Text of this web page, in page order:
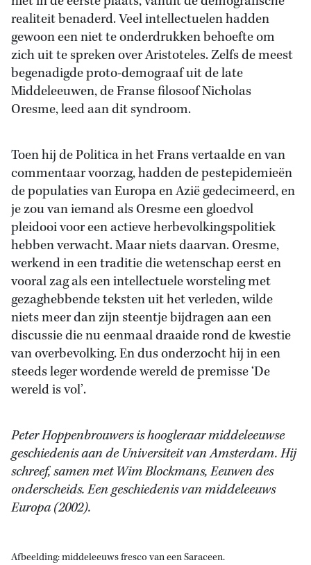
realiteit benaderd. Veel intellectuelen hadden
gewoon een niet te onderdrukken behoefte om
zich uit te spreken over Aristoteles. Zelfs de meest
begenadigde proto-demograaf uit de late
Middeleeuwen, de Franse filosoof Nicholas
Oresme, leed aan dit syndroom.
Toen hij de Politica in het Frans vertaalde en van
commentaar voorzag, hadden de pestepidemieën
de populaties van Europa en Azië gedecimeerd, en
je zou van iemand als Oresme een gloedvol
pleidooi voor een actieve herbevolkingspolitiek
hebben verwacht. Maar niets daarvan. Oresme,
werkend in een traditie die wetenschap eerst en
vooral zag als een intellectuele worsteling met
gezaghebbende teksten uit het verleden, wilde
niets meer dan zijn steentje bijdragen aan een
discussie die nu eenmaal draaide rond de kwestie
van overbevolking. En dus onderzocht hij in een
steeds leger wordende wereld de premisse ‘De
wereld is vol’.
Peter Hoppenbrouwers is hoogleraar middeleeuwse
geschiedenis aan de Universiteit van Amsterdam. Hij
schreef, samen met Wim Blockmans, Eeuwen des
onderscheids. Een geschiedenis van middeleeuws
Europa (2002).
Afbeelding: middeleeuws fresco van een Saraceen.